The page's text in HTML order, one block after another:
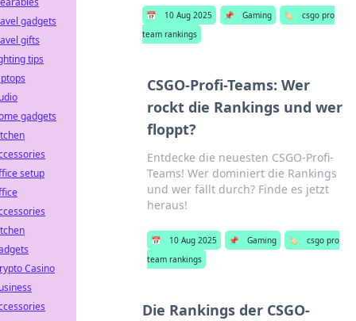
📅 10 Aug 2025 📌 Gaming 🏷️
csgo pro
team rankings
CSGO-Profi-Teams: Wer
rockt die Rankings und wer
floppt?
Entdecke die neuesten CSGO-Profi-
Teams! Wer dominiert die Rankings
und wer fällt durch? Finde es jetzt
heraus!
📅 10 Aug 2025 📌 Gaming 🏷️
csgo pro
team rankings
Die Rankings der CSGO-
gadgets
gifts
tips
gadgets
setup
Casino